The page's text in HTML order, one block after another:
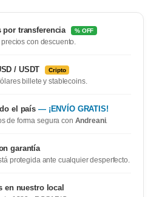
por transferencia % OFF
con descuento.
/ USDT Cripto
billete y stablecoins.
el país — ¡ENVÍO GRATIS!
de forma segura con Andreani.
garantía
protegida ante cualquier desperfecto.
en nuestro local